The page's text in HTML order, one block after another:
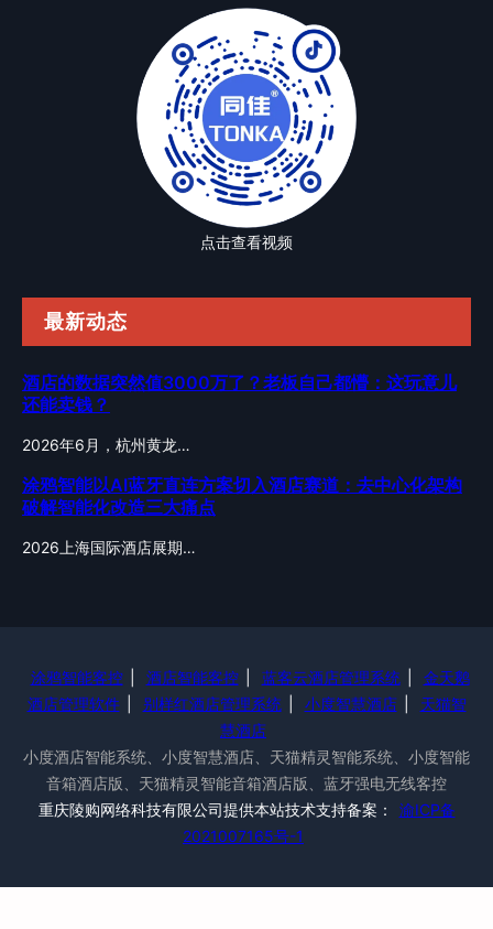
点击查看视频
最新动态
酒店的数据突然值3000万了？老板自己都懵：这玩意儿
还能卖钱？
2026年6月，杭州黄龙…
涂鸦智能以AI蓝牙直连方案切入酒店赛道：去中心化架构
破解智能化改造三大痛点
2026上海国际酒店展期…
涂鸦智能客控 酒店智能客控 蓝客云酒店管理系统
金天鹅
酒店管理软件
别样红酒店管理系统 小度智慧酒店
天猫智
慧酒店
小度酒店智能系统、小度智慧酒店、天猫精灵智能系统、小度智能
音箱酒店版、天猫精灵智能音箱酒店版、蓝牙强电无线客控
重庆陵购网络科技有限公司提供本站技术支持备案：
渝ICP备
2021007165号-1